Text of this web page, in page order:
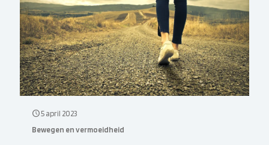
5 april 2023
Bewegen en vermoeidheid